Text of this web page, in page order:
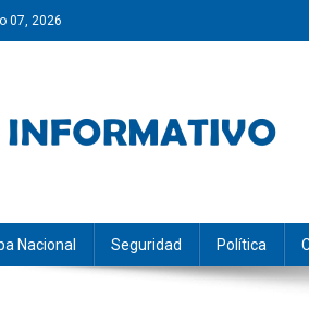
07, 2026
Nacional Seguridad Política